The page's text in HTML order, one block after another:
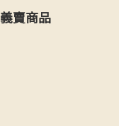
義賣商品